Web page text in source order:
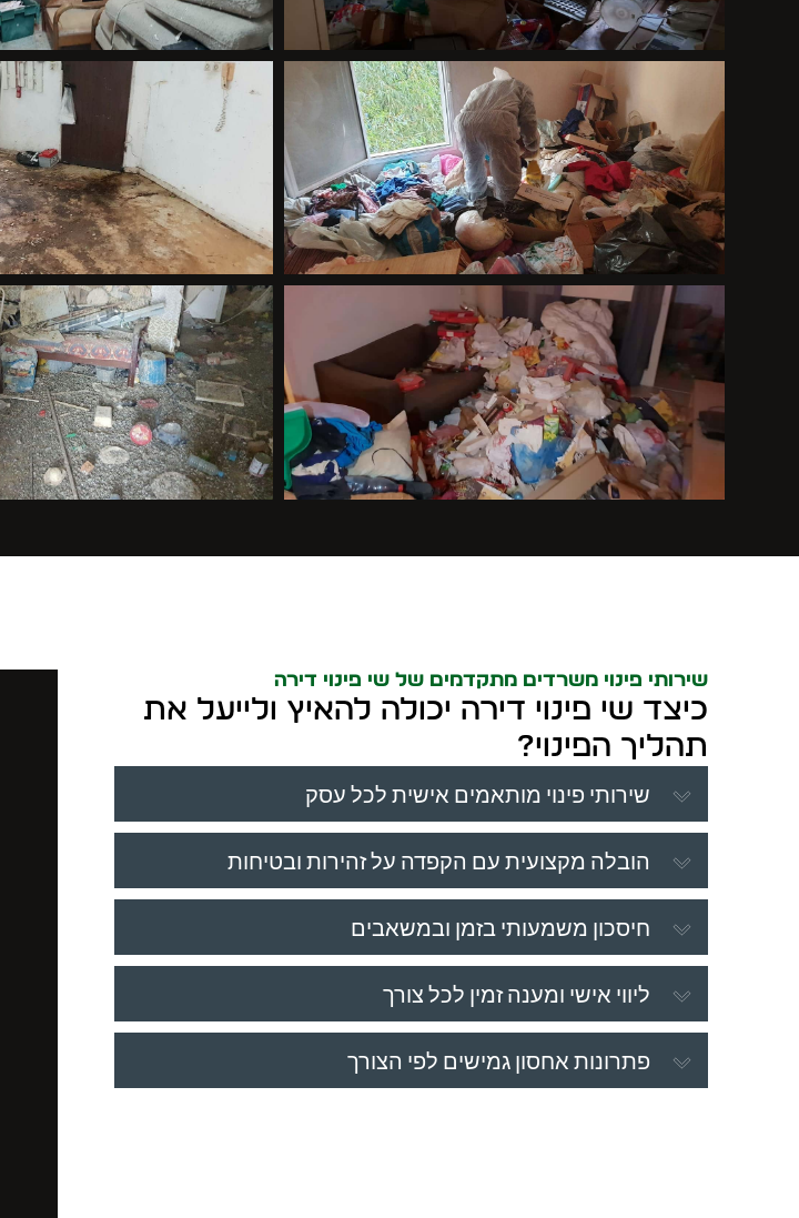
שירותי פינוי משרדים מתקדמים של שי פינוי דירה
כיצד שי פינוי דירה יכולה להאיץ ולייעל את
תהליך הפינוי?
שירותי פינוי מותאמים אישית לכל עסק
הובלה מקצועית עם הקפדה על זהירות ובטיחות
חיסכון משמעותי בזמן ובמשאבים
ליווי אישי ומענה זמין לכל צורך
פתרונות אחסון גמישים לפי הצורך